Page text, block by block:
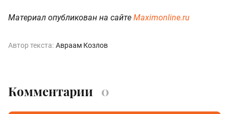
Материал опубликован на сайте Maximonline.ru
Автор текста: Авраам Козлов
Комментарии 0